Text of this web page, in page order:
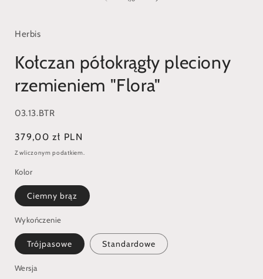
Herbis
Kołczan półokrągły pleciony
rzemieniem "Flora"
SKU:
03.13.BTR
Cena
regularna
379,00 zł PLN
Z wliczonym podatkiem.
Kolor
Ciemny brąz
Wykończenie
Trójpasowe Standardowe
Wersja